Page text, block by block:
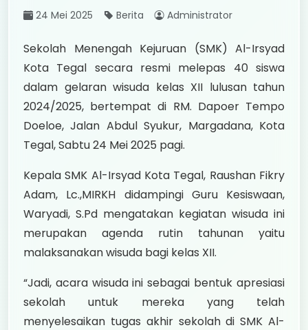
24 Mei 2025 Berita Administrator
Sekolah Menengah Kejuruan (SMK) Al-Irsyad
Kota Tegal secara resmi melepas 40 siswa
dalam gelaran wisuda kelas XII lulusan tahun
2024/2025, bertempat di RM. Dapoer Tempo
Doeloe, Jalan Abdul Syukur, Margadana, Kota
Tegal, Sabtu 24 Mei 2025 pagi.
Kepala SMK Al-Irsyad Kota Tegal, Raushan Fikry
Adam, Lc.,MIRKH didampingi Guru Kesiswaan,
Waryadi, S.Pd mengatakan kegiatan wisuda ini
merupakan agenda rutin tahunan yaitu
malaksanakan wisuda bagi kelas XII.
“Jadi, acara wisuda ini sebagai bentuk apresiasi
sekolah untuk mereka yang telah
menyelesaikan tugas akhir sekolah di SMK Al-